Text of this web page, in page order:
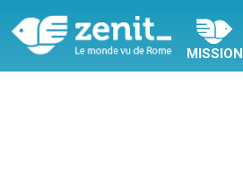
MISSION